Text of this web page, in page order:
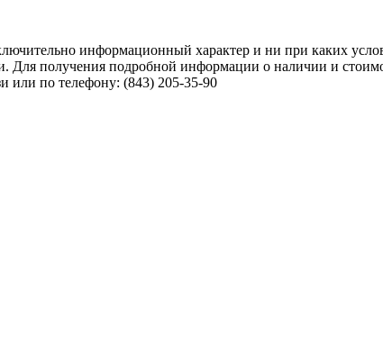
информационный характер и ни при каких
Для получения подробной информации о наличии и
или по телефону: (843) 205-35-90